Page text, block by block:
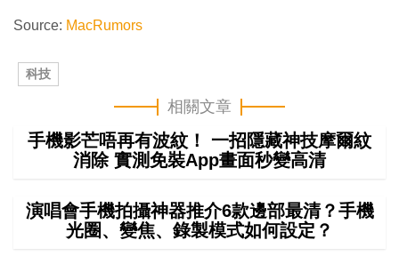
Source: MacRumors
科技
相關文章
手機影芒唔再有波紋！ 一招隱藏神技摩爾紋
消除 實測免裝App畫面秒變高清
演唱會手機拍攝神器推介6款邊部最清？手機
光圈、變焦、錄製模式如何設定？